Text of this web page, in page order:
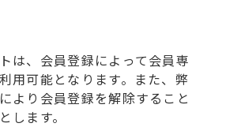
は、会員登録によって会員専
用可能となります。また、弊
より会員登録を解除すること
します。